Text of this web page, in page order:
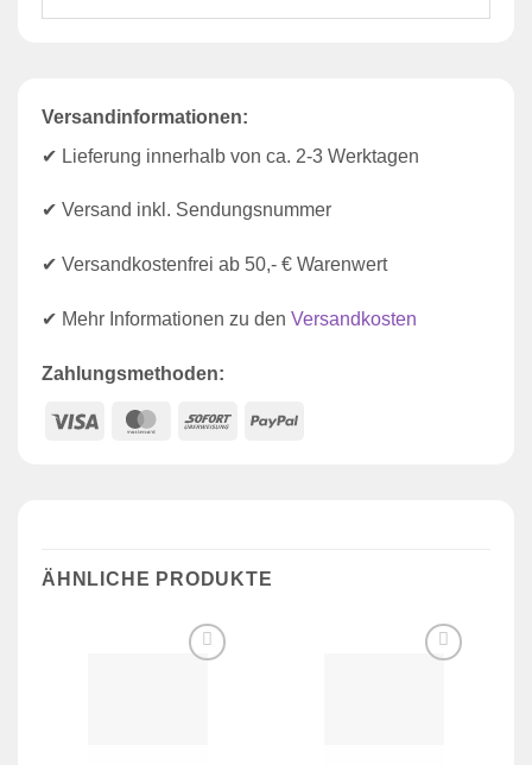
Versandinformationen:
✔ Lieferung innerhalb von ca. 2-3 Werktagen
✔ Versand inkl. Sendungsnummer
✔ Versandkostenfrei ab 50,- € Warenwert
✔ Mehr Informationen zu den Versandkosten
Zahlungsmethoden:
Visa MasterCard
Sofort PayPal
ÄHNLICHE PRODUKTE